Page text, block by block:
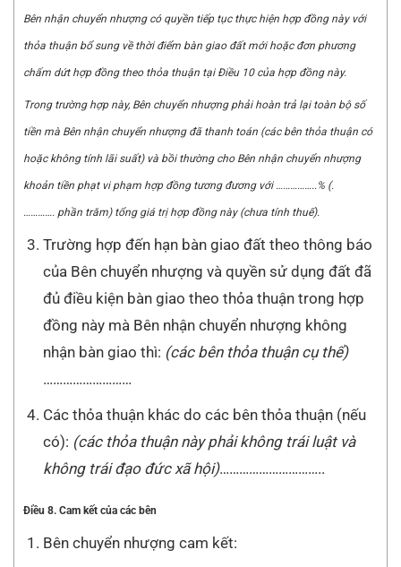
Bên nhận chuyển nhượng có quyền tiếp tục thực hiện hợp đồng này với
thỏa thuận bổ sung về thời điểm bàn giao đất mới hoặc đơn phương
chấm dứt hợp đồng theo thỏa thuận tại Điều 10 của hợp đồng này.
Trong trường hợp này, Bên chuyển nhượng phải hoàn trả lại toàn bộ số
tiền mà Bên nhận chuyển nhượng đã thanh toán (các bên thỏa thuận có
hoặc không tính lãi suất) và bồi thường cho Bên nhận chuyển nhượng
khoản tiền phạt vi phạm hợp đồng tương đương với ……………..% (.
…………. phần trăm) tổng giá trị hợp đồng này (chưa tính thuế).
Trường hợp đến hạn bàn giao đất theo thông báo
của Bên chuyển nhượng và quyền sử dụng đất đã
đủ điều kiện bàn giao theo thỏa thuận trong hợp
đồng này mà Bên nhận chuyển nhượng không
nhận bàn giao thì: (các bên thỏa thuận cụ thể)
………………………
Các thỏa thuận khác do các bên thỏa thuận (nếu
có): (các thỏa thuận này phải không trái luật và
không trái đạo đức xã hội)…………………………..
Điều 8. Cam kết của các bên
Bên chuyển nhượng cam kết: